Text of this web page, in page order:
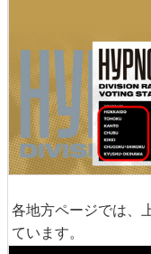
各地方ページでは、
ています。